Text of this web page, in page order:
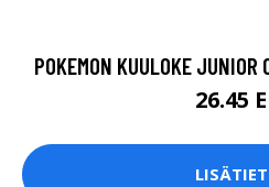
POKEMON KUULOKE
26.45